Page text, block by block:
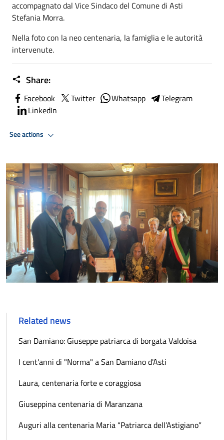
accompagnato dal Vice Sindaco del Comune di Asti
Stefania Morra.
Nella foto con la neo centenaria, la famiglia e le autorità
intervenute.
Share:
Facebook Twitter Whatsapp
Telegram
LinkedIn
See actions
Related news
San Damiano: Giuseppe patriarca di borgata Valdoisa
I cent'anni di "Norma" a San Damiano d'Asti
Laura, centenaria forte e coraggiosa
Giuseppina centenaria di Maranzana
Auguri alla centenaria Maria “Patriarca dell’Astigiano”